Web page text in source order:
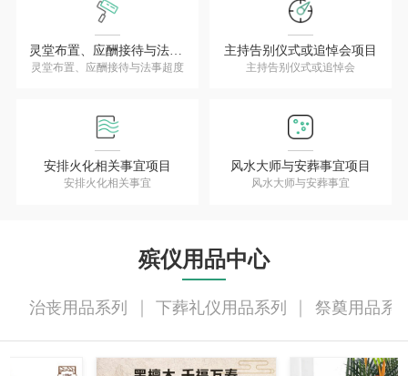
关于我们
灵堂布置、应酬接待与法事超度
主持告别仪式或追悼会项目
主持告别仪式或追悼会
安排火化相关事宜项目
安排火化相关事宜
风水大师与安葬事宜项目
风水大师与安葬事宜
殡仪用品中心
治丧用品系列 下葬礼仪用品系列 祭奠用品系